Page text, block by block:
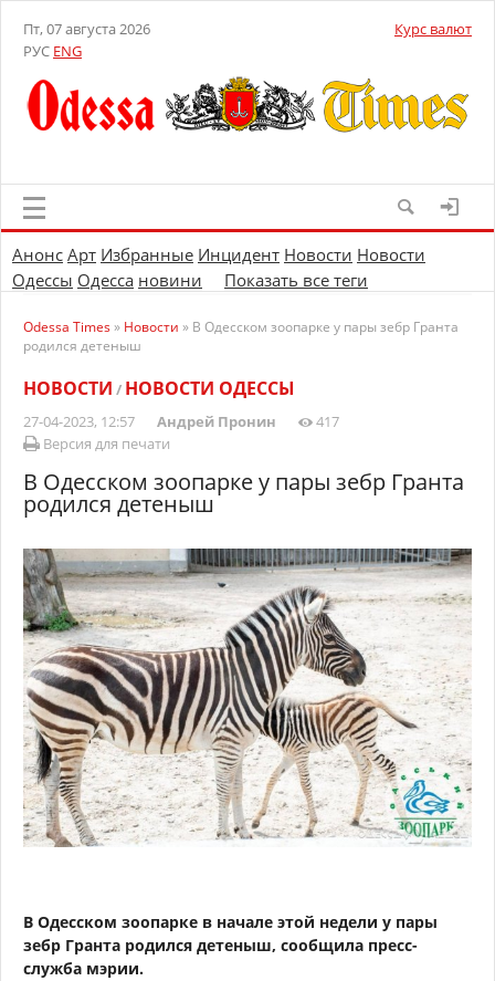
Пт, 07 августа 2026
РУС ENG
Курс валют
Анонс Арт Избранные Инцидент Новости Новости
Одессы Одесса новини Показать все теги
Odessa Times» Новости » В Одесском зоопарке у пары зебр Гранта
родился детеныш
НОВОСТИ / НОВОСТИ ОДЕССЫ
27-04-2023, 12:57 Андрей Пронин
417
Версия для печати
В Одесском зоопарке у пары зебр Гранта
родился детеныш
В Одесском зоопарке в начале этой недели у пары
зебр Гранта родился детеныш, сообщила пресс-
служба мэрии.